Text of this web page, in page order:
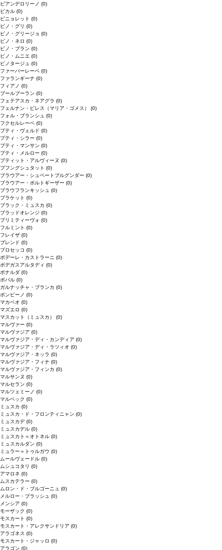
ピアンデロリーノ (0)
ビカル (0)
ピニョレット (0)
ピノ・グリ (0)
ピノ・グリージョ (0)
ピノ・ネロ (0)
ピノ・ブラン (0)
ピノ・ムニエ (0)
ピノタージュ (0)
ファーバーレーベ (0)
ファランギーナ (0)
フィアノ (0)
ブールブーラン (0)
フェテアスカ・ネアグラ (0)
フェルナン・ピレス（マリア・ゴメス） (0)
フォル・ブランシュ (0)
フクセルレーベ (0)
プティ・ヴェルド (0)
プティ・シラー (0)
プティ・マンサン (0)
プティ・メルロー (0)
プティット・アルヴィーヌ (0)
プフングシュタット (0)
ブラウアー・シュペートブルグンダー (0)
ブラウアー・ポルトギーザー (0)
ブラウフランキッシュ (0)
ブラケット (0)
ブラック・ミュスカ (0)
ブラッドオレンジ (0)
プリミティーヴォ (0)
フルミント (0)
フレイザ (0)
ブレンド (0)
プロセッコ (0)
ポデーレ・カストラーニ (0)
ボデガスアルタディ (0)
ボナルダ (0)
ボバル (0)
ガルナッチャ・ブランカ (0)
ボンビーノ (0)
マカベオ (0)
マズエロ (0)
マスカット（ミュスカ） (0)
マルヴァー (0)
マルヴァジア (0)
マルヴァジア・ディ・カンディア (0)
マルヴァジア・ディ・ラツィオ (0)
マルヴァジア・ネッラ (0)
マルヴァジア・フィナ (0)
マルヴァジア・フィンカ (0)
マルサンヌ (0)
マルセラン (0)
マルツェミーノ (0)
マルベック (0)
ミュスカ (0)
ミュスカ・ド・フロンティニャン (0)
ミュスカデ(0)
ミュスカデル (0)
ミュスカト＝オトネル (0)
ミュスカルダン (0)
ミュラー＝トゥルガウ (0)
ムールヴェードル (0)
ムシュコタリ (0)
アマロネ (0)
ムスカテラー (0)
ムロン・ド・ブルゴーニュ (0)
メルロー・ブラッシュ (0)
メンシア (0)
モーザック (0)
モスカート (0)
モスカート・アレクサンドリア (0)
アラゴネス (0)
モスカート・ジャッロ (0)
アラゴン (0)